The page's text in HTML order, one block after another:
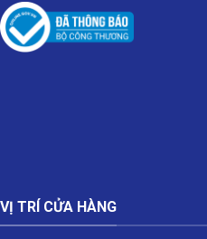
VỊ TRÍ CỬA HÀNG